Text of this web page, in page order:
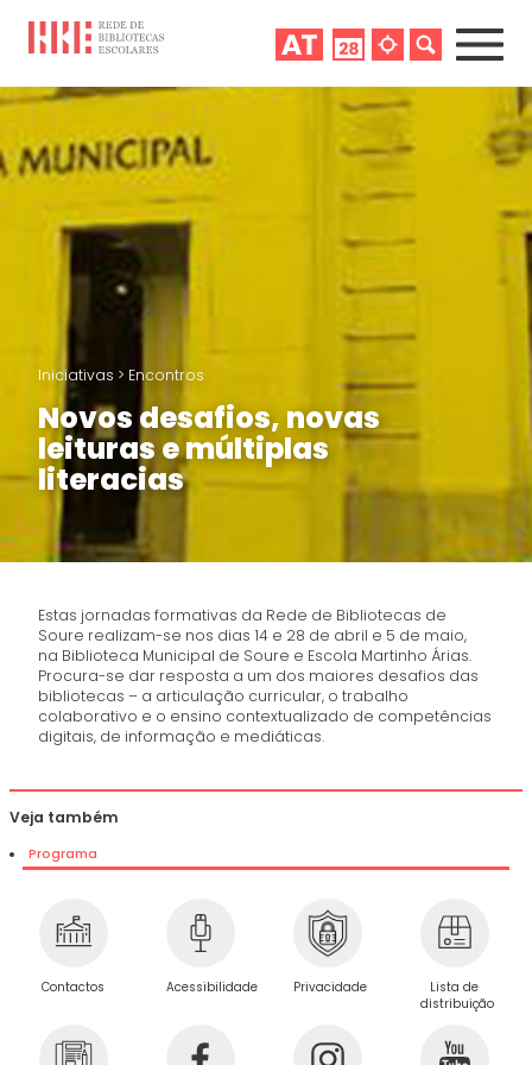
Iniciativas > Encontros
Novos desafios, novas
leituras e múltiplas
literacias
Estas jornadas formativas da Rede de Bibliotecas de
Soure realizam-se nos dias 14 e 28 de abril e 5 de maio,
na Biblioteca Municipal de Soure e Escola Martinho Árias.
Procura-se dar resposta a um dos maiores desafios das
bibliotecas – a articulação curricular, o trabalho
colaborativo e o ensino contextualizado de competências
digitais, de informação e mediáticas.
Veja também
Programa
Contactos Acessibilidade Privacidade
Lista de
distribuição